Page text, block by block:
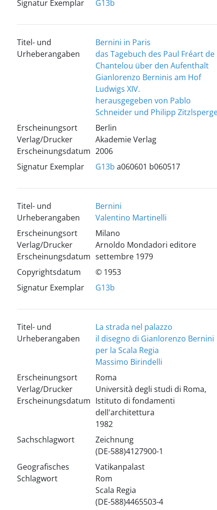
Signatur Exemplar G13b
Titel- und
Urheberangaben
Bernini in Paris
das Tagebuch des Paul Fréart de
Chantelou über den Aufenthalt
Gianlorenzo Berninis am Hof
Ludwigs XIV.
herausgegeben von Pablo
Schneider und Philipp
Erscheinungsort
Verlag/Drucker
Erscheinungsdatum
Berlin
Akademie Verlag
2006
Signatur Exemplar
G13b a060601 b060517
Titel- und
Urheberangaben
Bernini
Valentino Martinelli
Erscheinungsort
Verlag/Drucker
Erscheinungsdatum
Milano
Arnoldo Mondadori editore
settembre 1979
Copyrightsdatum
© 1953
Signatur Exemplar
G13b
Titel- und
Urheberangaben
La strada nel palazzo
il disegno di Gianlorenzo Bernini
per la Scala Regia
Massimo Birindelli
Erscheinungsort
Verlag/Drucker
Erscheinungsdatum
Roma
Università degli studi di Roma,
Istituto di fondamenti
dell'architettura
1982
Sachschlagwort
Zeichnung
(DE-588)4127900-1
Geografisches
Schlagwort
Vatikanpalast
Rom
Scala Regia
(DE-588)4465503-4